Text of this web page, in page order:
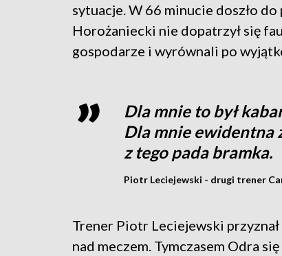
sytuacje. W 66 minucie doszło
Horożaniecki nie dopatrzył się
gospodarze i wyrównali po
Dla mnie to był
Dla mnie ewidentna
z tego pada bramka.
Piotr Leciejewski - drugi trener
Trener Piotr Leciejewski
nad meczem. Tymczasem Odra